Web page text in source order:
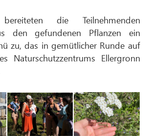
bereiteten die Teilnehmenden
den gefundenen Pflanzen ein
zu, das in gemütlicher Runde auf
Naturschutzzentrums Ellergronn